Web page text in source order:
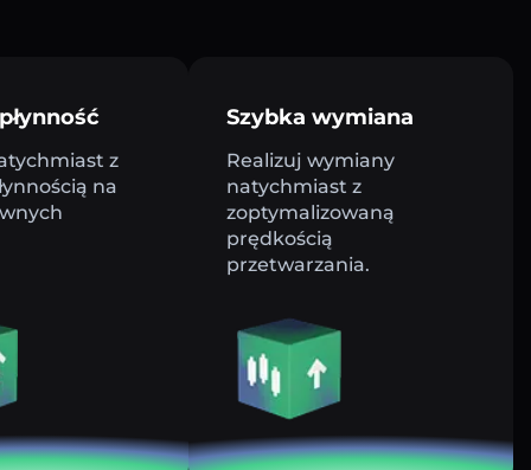
z
na
Szybka wymiana
Realizuj wymiany
natychmiast z
zoptymalizowaną
prędkością
przetwarzania.